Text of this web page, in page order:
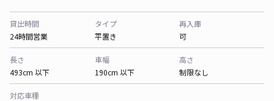
貸出時間
24時間営業
タイプ
平置き
再入庫
可
長さ
493cm 以下
車幅
190cm 以下
高さ
制限なし
対応車種